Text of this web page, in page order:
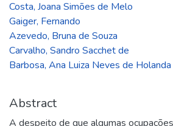
Costa, Joana Simões de Melo
Gaiger, Fernando
Azevedo, Bruna de Souza
Carvalho, Sandro Sacchet de
Barbosa, Ana Luiza Neves de Holanda
Abstract
A despeito de que algumas